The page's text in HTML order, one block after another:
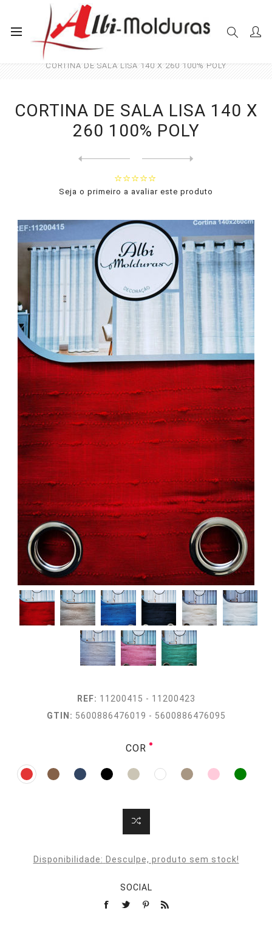
Início Cortinas
CORTINA DE SALA LISA 140 X 260 100% POLY
CORTINA DE SALA LISA 140 X
260 100% POLY
Seja o primeiro a avaliar este produto
REF: 11200415 - 11200423
GTIN: 5600886476019 - 5600886476095
COR
Disponibilidade: Desculpe, produto sem stock!
SOCIAL